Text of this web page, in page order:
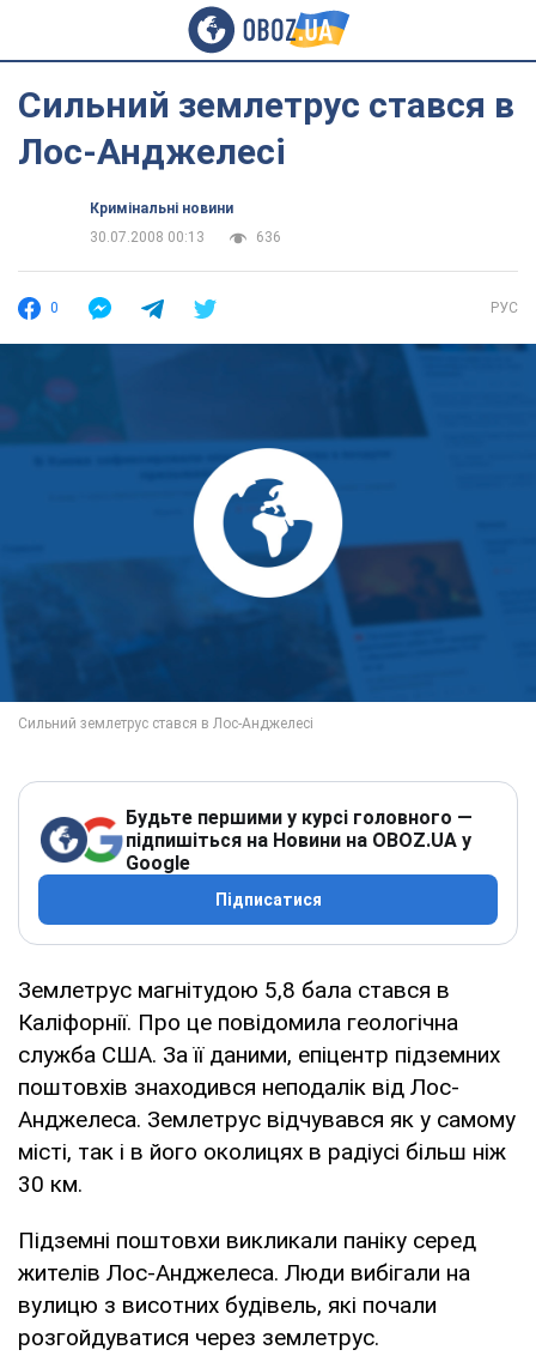
Сильний землетрус стався в
Лос-Анджелесі
Кримінальні новини
30.07.2008 00:13
636
0 РУС
Будьте першими у курсі головного —
підпишіться на Новини на OBOZ.UA у
Google
Підписатися
Землетрус магнітудою 5,8 бала стався в
Каліфорнії. Про це повідомила геологічна
служба США. За її даними, епіцентр підземних
поштовхів знаходився неподалік від Лос-
Анджелеса. Землетрус відчувався як у самому
місті, так і в його околицях в радіусі більш ніж
30 км.
Підземні поштовхи викликали паніку серед
жителів Лос-Анджелеса. Люди вибігали на
вулицю з висотних будівель, які почали
розгойдуватися через землетрус.